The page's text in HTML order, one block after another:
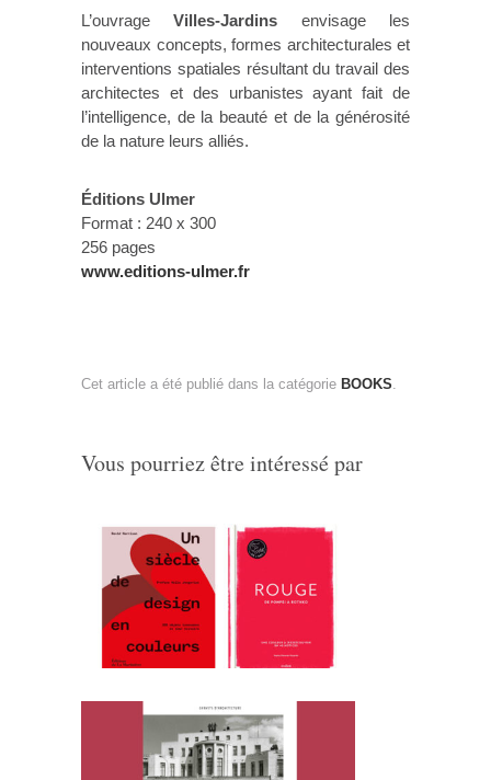
L’ouvrageVilles-Jardins envisage les
nouveaux concepts, formes architecturales et
interventions spatiales résultant du travail des
architectes et des urbanistes ayant fait de
l’intelligence, de la beauté et de la générosité
de la nature leurs alliés.
Éditions Ulmer
Format : 240 x 300
256 pages
www.editions-ulmer.fr
Cet article a été publié dans la catégorie BOOKS.
Vous pourriez être intéressé par